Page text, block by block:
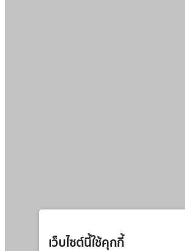
เว็บไซต์นี้ใช้คุกกี้